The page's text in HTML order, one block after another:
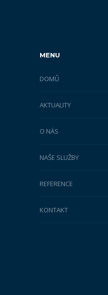
MENU
DOMŮ
AKTUALITY
O NÁS
NAŠE SLUŽBY
REFERENCE
KONTAKT